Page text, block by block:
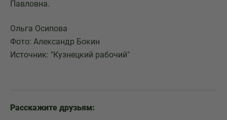
Павловна.
Ольга Осипова
Фото: Александр Бокин
Источник: "Кузнецкий рабочий"
Расскажите друзьям: